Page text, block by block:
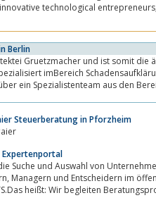
entrepreneurs, TGZ works closely with the
Berlin
Gruetzmacher und ist somit die
imBereich
ein Spezialistenteam aus den
Steuerberatung in Pforzheim
Suche und Auswahl von
CONSULTANTS.Das heißt: Wir begleiten